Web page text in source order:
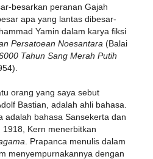
besarkan peranan Gajah
apa yang lantas dibesar-
Yamin dalam karya fiksi
Persatoean Noesantara (Balai
Tahun Sang Merah Putih
orang yang saya sebut
Bastian, adalah ahli bahasa.
adalah bahasa Sansekerta dan
1918, Kern menerbitkan
. Prapanca menulis dalam
menyempurnakannya dengan